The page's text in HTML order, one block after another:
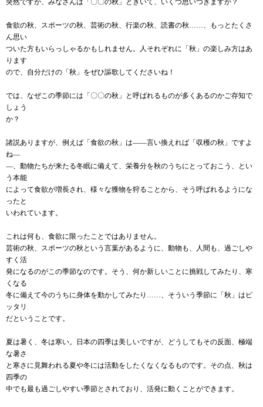
食欲の秋、スポーツの秋、芸術の秋、行楽の秋、読書の秋……、もっとたくさ
ん思い
ついた方もいらっしゃるかもしれません。人それぞれに「秋」の楽しみ方はあ
ります
ので、自分だけの「秋」をぜひ謳歌してくださいね！
では、なぜこの季節には「〇〇の秋」と呼ばれるものが多くあるのかご存知で
しょう
か？
諸説ありますが、例えば「食欲の秋」は――言い換えれば「収穫の秋」ですよ
ね―
―、動物たちが来たる冬眠に備えて、栄養分を秋のうちにとっておこう、とい
う本能
によって食欲が増長され、様々な獲物を狩ることから、そう呼ばれるようにな
ったと
いわれています。
これは何も、食欲に限ったことではありません。
芸術の秋、スポーツの秋という言葉があるように、動物も、人間も、過ごしや
すく活
発になるのがこの季節なのです。そう、何か新しいことに挑戦してみたり、寒
くなる
冬に備えて今のうちに身体を動かしてみたり……、そういう季節に「秋」はピ
ッタリ
だということです。
夏は暑く、冬は寒い。日本の四季は美しいですが、どうしてもその反面、極端
な暑さ
と寒さに見舞われる夏や冬には活動をしたくなくなるものです。その点、秋は
四季の
中でも最も過ごしやすい季節とされており、活発に動くことができます。